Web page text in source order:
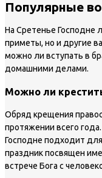
Популярные
На Сретенье Господне
приметы, но и другие
можно ли вступать в
домашними делами.
Можно ли
Обряд крещения
протяжении всего
Господне подходит
праздник посвящен
встрече Бога с